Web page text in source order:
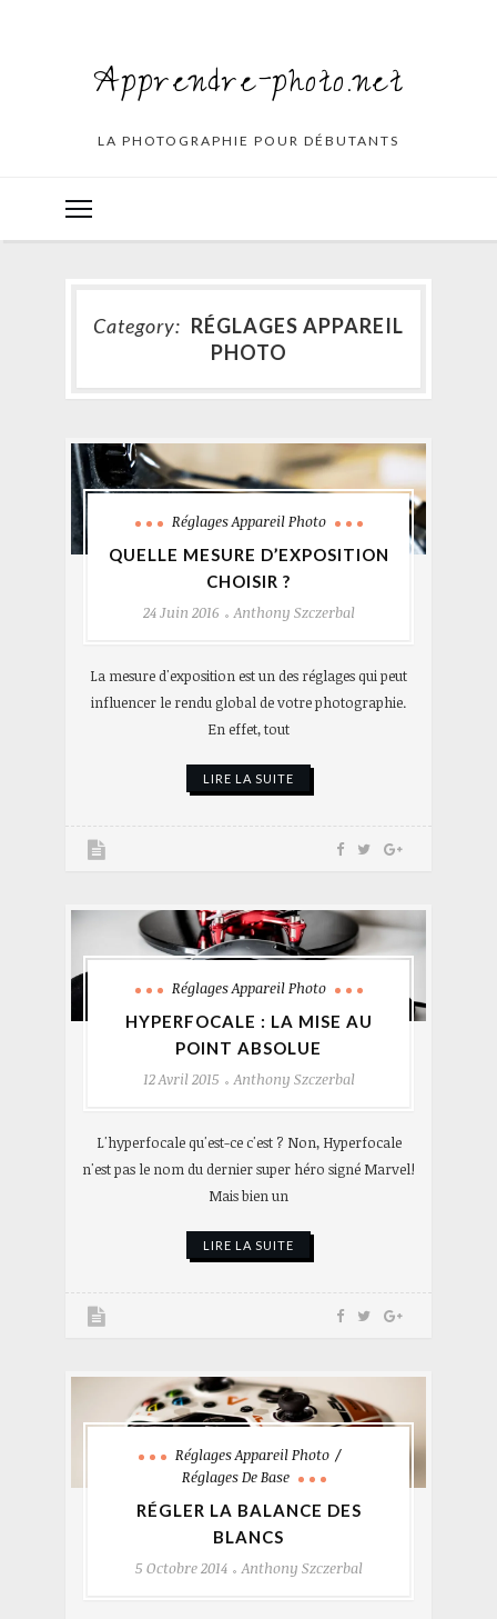
Apprendre-photo.net
LA PHOTOGRAPHIE POUR DÉBUTANTS
Category: RÉGLAGES APPAREIL
PHOTO
Réglages Appareil Photo
QUELLE MESURE D’EXPOSITION
CHOISIR ?
24 Juin 2016
Anthony Szczerbal
La mesure d'exposition est un des réglages qui peut
influencer le rendu global de votre photographie.
En effet, tout
LIRE LA SUITE
Réglages Appareil Photo
HYPERFOCALE : LA MISE AU
POINT ABSOLUE
12 Avril 2015
Anthony Szczerbal
L'hyperfocale qu'est-ce c'est ? Non, Hyperfocale
n'est pas le nom du dernier super héro signé Marvel!
Mais bien un
LIRE LA SUITE
Réglages Appareil Photo
Réglages De Base
RÉGLER LA BALANCE DES
BLANCS
5 Octobre 2014
Anthony Szczerbal